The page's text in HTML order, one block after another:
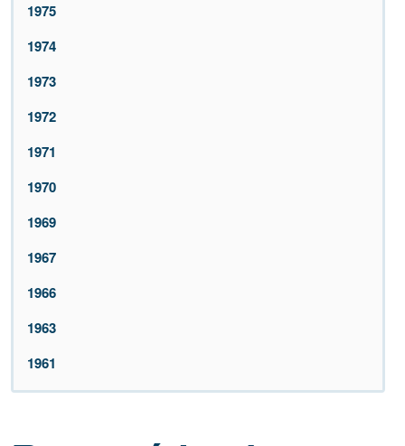
1975
1974
1973
1972
1971
1970
1969
1967
1966
1963
1961